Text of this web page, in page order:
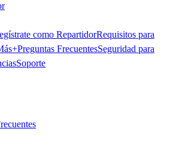
como RepartidorRequisitos para
Preguntas FrecuentesSeguridad para
Soporte